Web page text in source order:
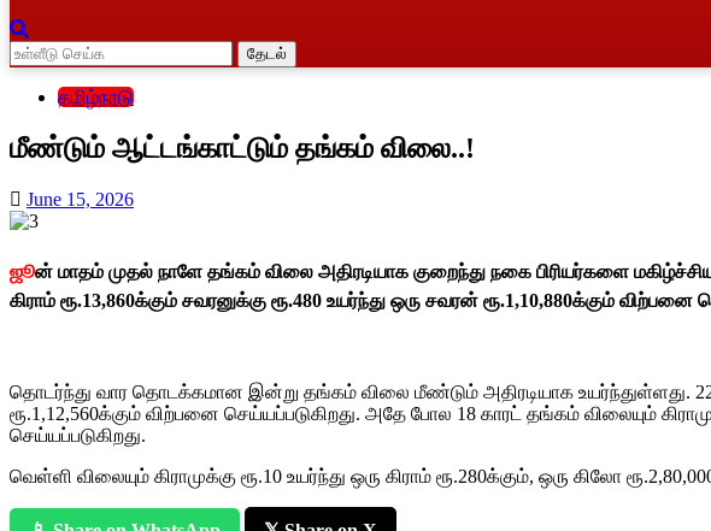
தேடல்
தமிழ்நாடு
மீண்டும் ஆட்டங்காட்டும் தங்கம் விலை..!
June 15, 2026
ஜூன் மாதம் முதல் நாளே தங்கம் விலை அதிரடியாக குறைந்து நகை பிரியர்களை
கிராம் ரூ.13,860க்கும் சவரனுக்கு ரூ.480 உயர்ந்து ஒரு சவரன் ரூ.1,10,880க்கும் விற்பனை
தொடர்ந்து வார தொடக்கமான இன்று தங்கம் விலை மீண்டும் அதிரடியாக உயர்ந்துள்ளது. 22
ரூ.1,12,560க்கும் விற்பனை செய்யப்படுகிறது. அதே போல 18 காரட் தங்கம் விலையும்
செய்யப்படுகிறது.
வெள்ளி விலையும் கிராமுக்கு ரூ.10 உயர்ந்து ஒரு கிராம் ரூ.280க்கும், ஒரு கிலோ